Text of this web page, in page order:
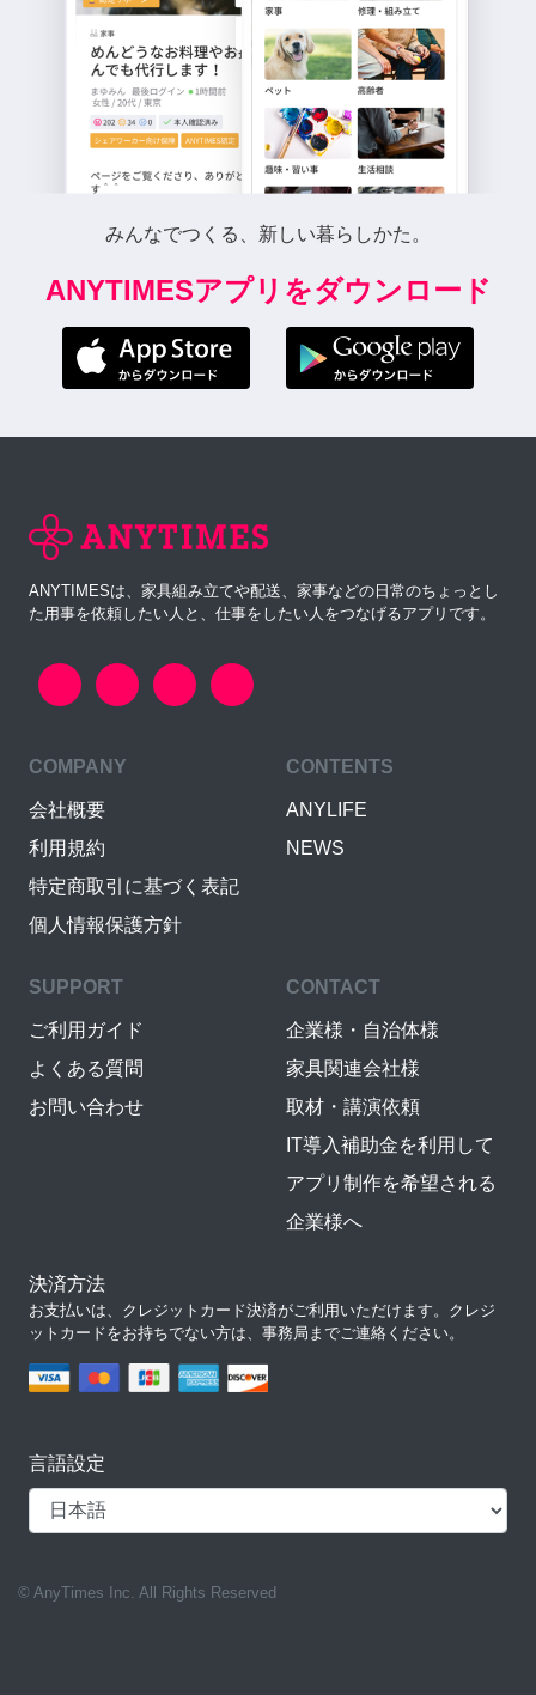
みんなでつくる、新しい暮らしかた。
ANYTIMESアプリをダウンロード
ANYTIMESは、家具組み立てや配送、家事などの日常のちょっとし
た用事を依頼したい人と、仕事をしたい人をつなげるアプリです。
COMPANY
会社概要
利用規約
特定商取引に基づく表記
個人情報保護方針
CONTENTS
ANYLIFE
NEWS
SUPPORT
ご利用ガイド
よくある質問
お問い合わせ
CONTACT
企業様・自治体様
家具関連会社様
取材・講演依頼
IT導入補助金を利用して
アプリ制作を希望される
企業様へ
決済方法
お支払いは、クレジットカード決済がご利用いただけます。クレジ
ットカードをお持ちでない方は、事務局までご連絡ください。
言語設定
© AnyTimes Inc. All Rights Reserved